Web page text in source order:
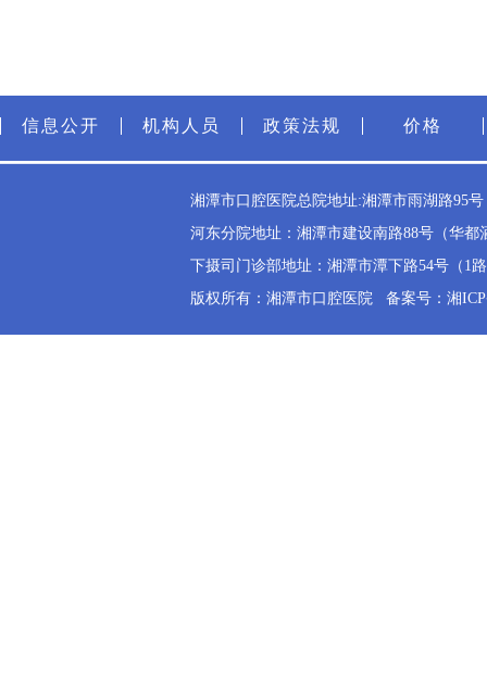
信息公开 机构人员 政策法规 价格
湘潭市口腔医院总院地址:湘潭市雨湖路95
河东分院地址：湘潭市建设南路88号（华都
下摄司门诊部地址：湘潭市潭下路54号（1
版权所有：湘潭市口腔医院 备案号：湘